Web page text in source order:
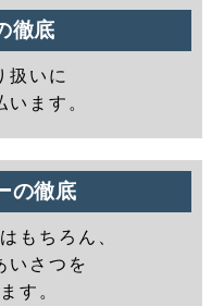
徹底
扱いに
ます。
の徹底
もちろん、
いさつを
す。